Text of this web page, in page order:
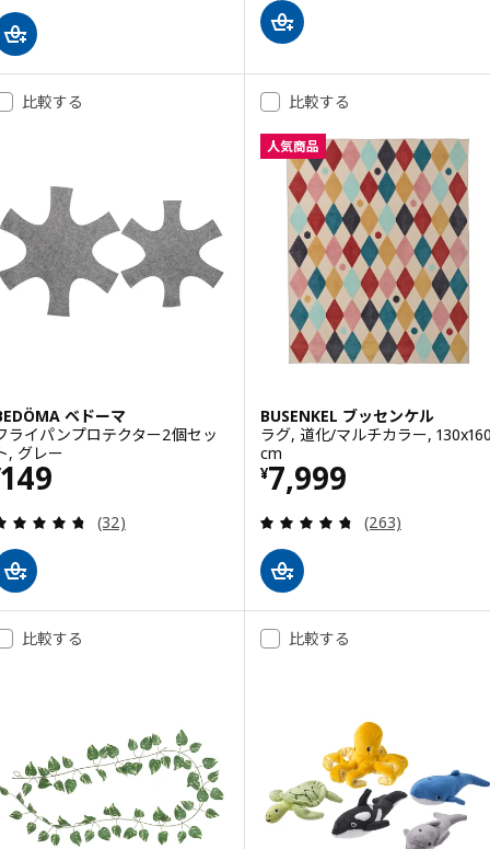
比較する
ベドーマ
ライパンプロテクター2個セッ
, グレー
149
格 ¥ 149
レビュー: 4.7 から 5 星です。 総レビュー数:
(32)
比較する
人気商品
BUSENKEL ブッセンケル
ラグ, 道化/マルチカラー,
cm
¥7,999
価格 ¥ 7999
レビュー: 4.7
(263)
比較する 比較する